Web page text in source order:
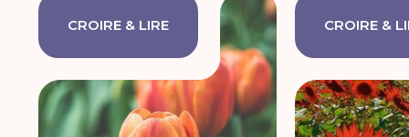
CROIRE & LIRE CROIRE &